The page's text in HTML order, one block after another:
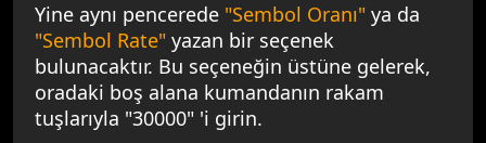
Yine aynı pencerede "Sembol Oranı" ya da
"Sembol Rate" yazan bir seçenek
bulunacaktır. Bu seçeneğin üstüne gelerek,
oradaki boş alana kumandanın rakam
tuşlarıyla "30000" 'i girin.